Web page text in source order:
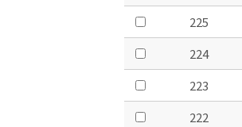
225
224
223
222